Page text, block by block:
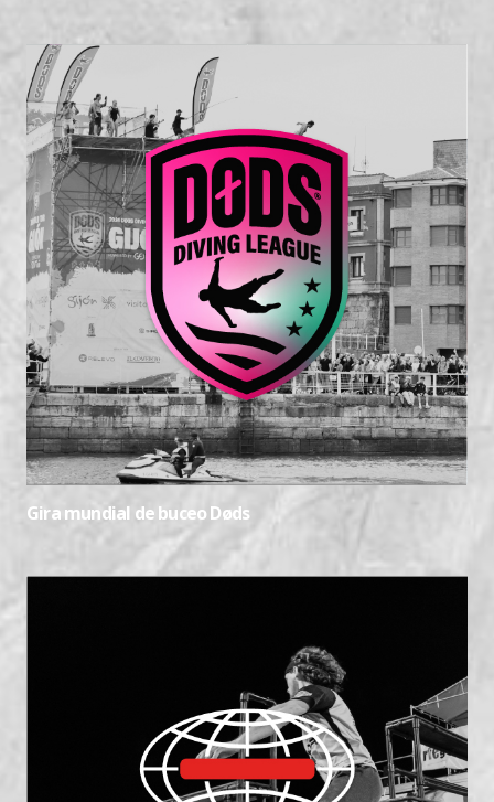
Gira mundial de buceo Døds